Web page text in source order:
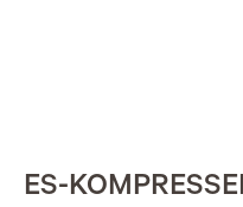
ES-